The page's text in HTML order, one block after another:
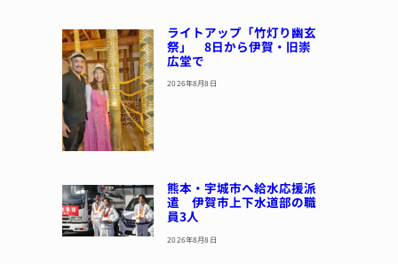
ライトアップ「竹灯り幽玄
祭」 8日から伊賀・旧崇
広堂で
2026年8月8日
熊本・宇城市へ給水応援派
遣 伊賀市上下水道部の職
員3人
2026年8月8日